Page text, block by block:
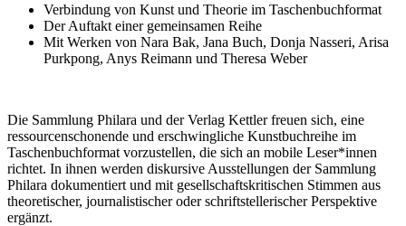
Verbindung von Kunst und Theorie im Taschenbuchformat
Der Auftakt einer gemeinsamen Reihe
Mit Werken von Nara Bak, Jana Buch, Donja Nasseri, Arisa
Purkpong, Anys Reimann und Theresa Weber
Die Sammlung Philara und der Verlag Kettler freuen sich, eine
ressourcenschonende und erschwingliche Kunstbuchreihe im
Taschenbuchformat vorzustellen, die sich an mobile Leser*innen
richtet. In ihnen werden diskursive Ausstellungen der Sammlung
Philara dokumentiert und mit gesellschaftskritischen Stimmen aus
theoretischer, journalistischer oder schriftstellerischer Perspektive
ergänzt.